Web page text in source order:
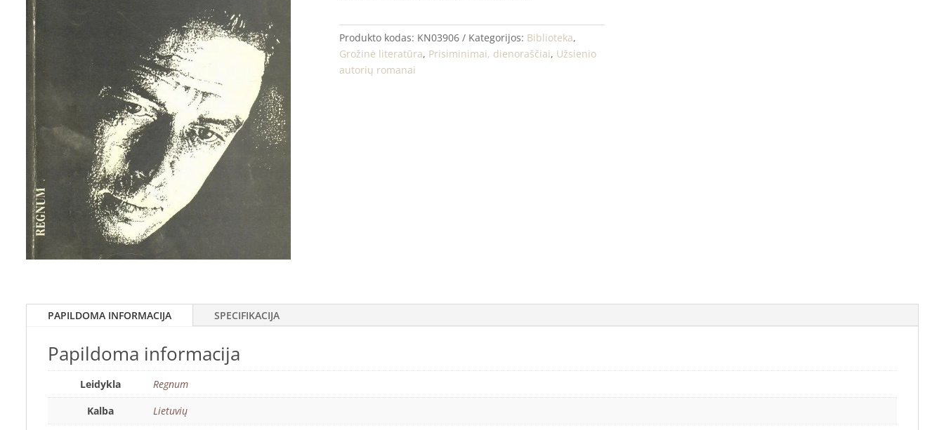
Produkto kodas: KN03906 Kategorijos: Biblioteka,
Grožinė literatūra, Prisiminimai, dienoraščiai, Užsienio
autorių romanai
PAPILDOMA INFORMACIJA SPECIFIKACIJA
Papildoma informacija
Leidykla
Regnum
Kalba
Lietuvių